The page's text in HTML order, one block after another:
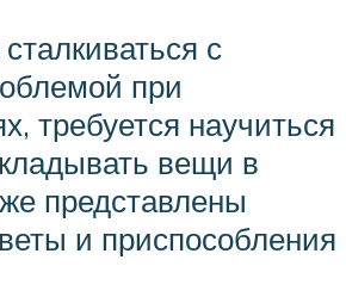
с
при
требуется научиться
вещи в
представлены
и приспособления